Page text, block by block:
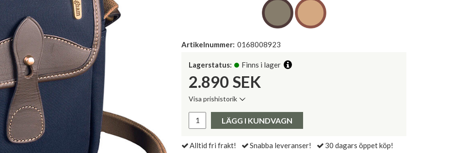
Artikelnummer: 0168008923
Lagerstatus: Finns i lager
2.890 SEK
Visa prishistorik
Pris:
LÄGG I KUNDVAGN
Alltid fri frakt! Snabba leveranser! 30 dagars öppet köp!